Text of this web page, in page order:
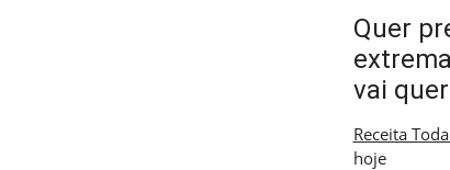
Quer
vai
Receita
hoje